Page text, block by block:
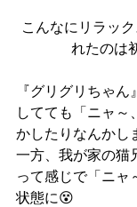
こんなにリラッ
れたのは
『グリグリちゃ
してても「ニャ～
かしたりなんかし
一方、我が家の猫
って感じで「ニャ
状態に😵